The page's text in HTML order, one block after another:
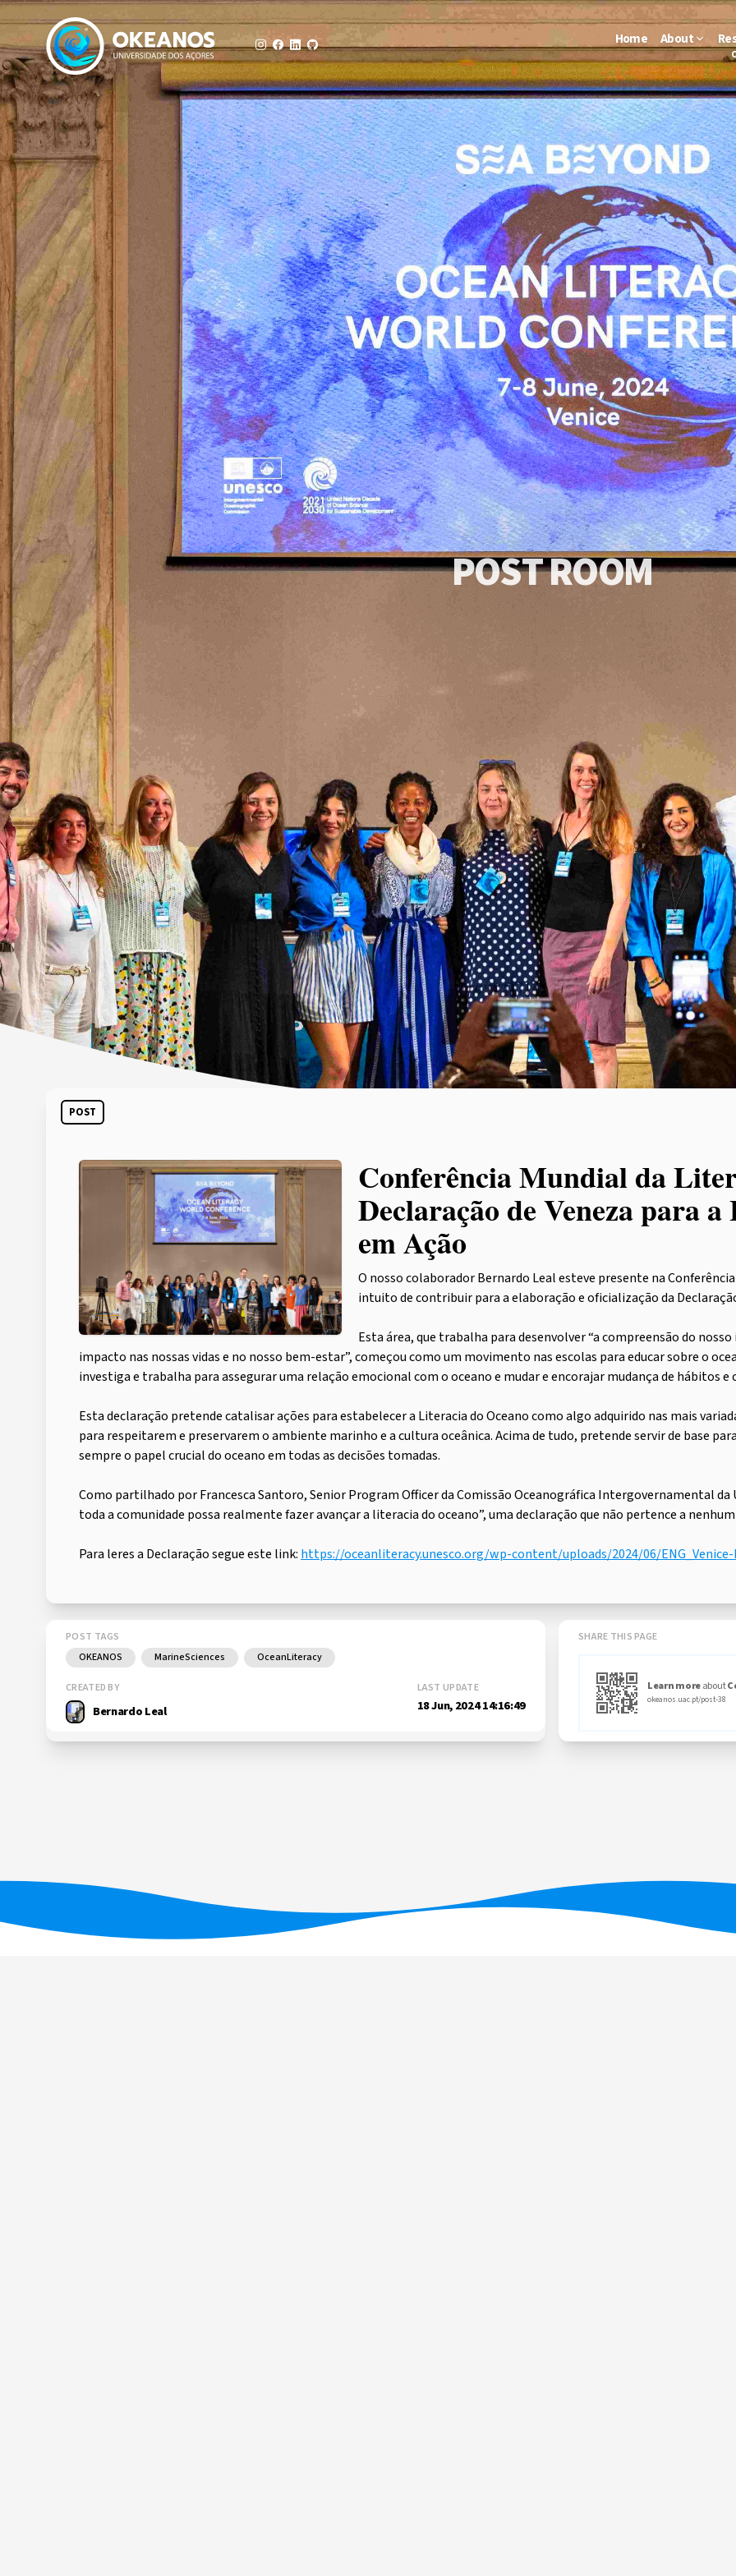
Home About
POSTROOM
POST
Conferência Mundial da
Declaração de Veneza para
em Ação
O nosso colaborador Bernardo Leal esteve presente na
intuito de contribuir para a elaboração e oficialização da
Esta área, que trabalha para desenvolver “a compreensão do
impacto nas nossas vidas e no nosso bem-estar”, começou como um movimento nas escolas para educar sobre o
investiga e trabalha para assegurar uma relação emocional com o oceano e mudar e encorajar mudança de hábitos
Esta declaração pretende catalisar ações para estabelecer a Literacia do Oceano como algo adquirido nas mais
para respeitarem e preservarem o ambiente marinho e a cultura oceânica. Acima de tudo, pretende servir de base
sempre o papel crucial do oceano em todas as decisões tomadas.
Como partilhado por Francesca Santoro, Senior Program Officer da Comissão Oceanográfica Intergovernamental da
toda a comunidade possa realmente fazer avançar a literacia do oceano”, uma declaração que não pertence a
Para leres a Declaração segue este link: https://oceanliteracy.unesco.org/wp-content/uploads/2024/06/
POST TAGS
OKEANOS
MarineSciences OceanLiteracy
CREATED BY
Bernardo Leal
LAST UPDATE
18 Jun, 2024 14:16:49
SHARE THIS PAGE
Learn moreabout
okeanos.uac.pt/post-38